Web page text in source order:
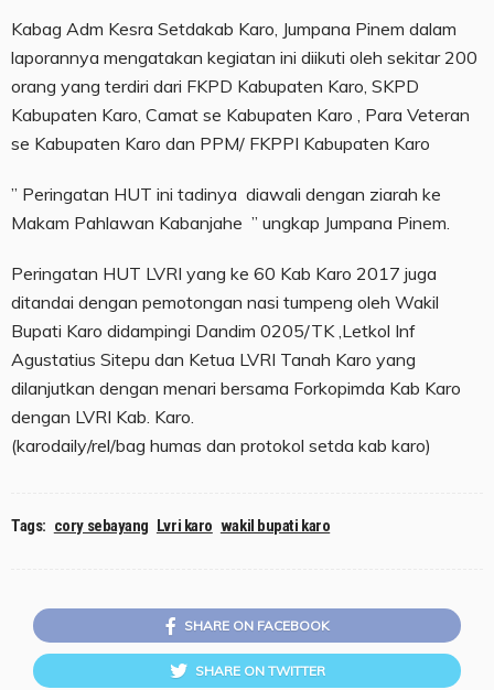
Kabag Adm Kesra Setdakab Karo, Jumpana Pinem dalam
laporannya mengatakan kegiatan ini diikuti oleh sekitar 200
orang yang terdiri dari FKPD Kabupaten Karo, SKPD
Kabupaten Karo, Camat se Kabupaten Karo , Para Veteran
se Kabupaten Karo dan PPM/ FKPPI Kabupaten Karo
” Peringatan HUT ini tadinya diawali dengan ziarah ke
Makam Pahlawan Kabanjahe ” ungkap Jumpana Pinem.
Peringatan HUT LVRI yang ke 60 Kab Karo 2017 juga
ditandai dengan pemotongan nasi tumpeng oleh Wakil
Bupati Karo didampingi Dandim 0205/TK ,Letkol Inf
Agustatius Sitepu dan Ketua LVRI Tanah Karo yang
dilanjutkan dengan menari bersama Forkopimda Kab Karo
dengan LVRI Kab. Karo.
(karodaily/rel/bag humas dan protokol setda kab karo)
Tags: cory sebayang Lvri karo wakil bupati karo
SHARE ON FACEBOOK
SHARE ON TWITTER